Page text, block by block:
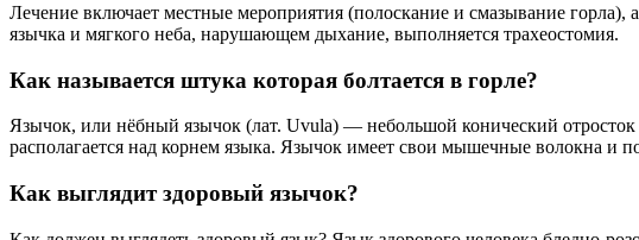
Лечение включает местные мероприятия (полоскание и смазывание
язычка и мягкого неба, нарушающем дыхание, выполняется трахеостомия.
Как называется штука которая болтается в горле?
Язычок, или нёбный язычок (лат. Uvula) — небольшой конический отросток
располагается над корнем языка. Язычок имеет свои мышечные волокна и
Как выглядит здоровый язычок?